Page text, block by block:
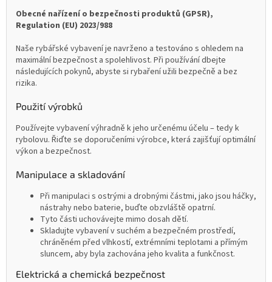
Obecné nařízení o bezpečnosti produktů (GPSR),
Regulation (EU) 2023/988
Naše rybářské vybavení je navrženo a testováno s ohledem na
maximální bezpečnost a spolehlivost. Při používání dbejte
následujících pokynů, abyste si rybaření užili bezpečně a bez
rizika.
Použití výrobků
Používejte vybavení výhradně k jeho určenému účelu – tedy k
rybolovu. Řiďte se doporučeními výrobce, která zajišťují optimální
výkon a bezpečnost.
Manipulace a skladování
Při manipulaci s ostrými a drobnými částmi, jako jsou háčky,
nástrahy nebo baterie, buďte obzvláště opatrní.
Tyto části uchovávejte mimo dosah dětí.
Skladujte vybavení v suchém a bezpečném prostředí,
chráněném před vlhkostí, extrémními teplotami a přímým
sluncem, aby byla zachována jeho kvalita a funkčnost.
Elektrická a chemická bezpečnost